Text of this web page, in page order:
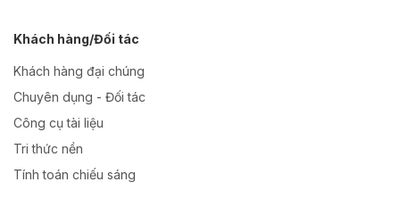
Khách hàng/Đối tác
Khách hàng đại chúng
Chuyên dụng - Đối tác
Công cụ tài liệu
Tri thức nền
Tính toán chiếu sáng